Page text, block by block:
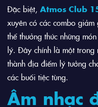
Đặc biệt, Atmos Club
xuyên có các combo
thể thưởng thức những
lý. Đây chính là một trong
thành địa điểm lý tưởng
các buổi tiệc tùng.
Âm nhạc